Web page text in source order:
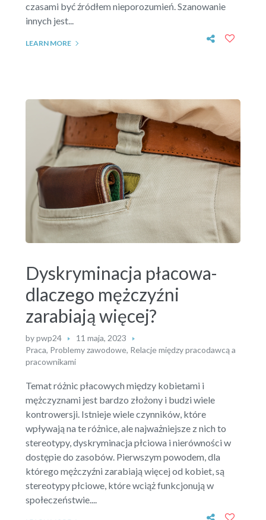
czasami być źródłem nieporozumień. Szanowanie
innych jest...
LEARN MORE
Dyskryminacja płacowa-
dlaczego mężczyźni
zarabiają więcej?
bypwp24
11 maja, 2023
Praca, Problemy zawodowe, Relacje między pracodawcą a
pracownikami
Temat różnic płacowych między kobietami i
mężczyznami jest bardzo złożony i budzi wiele
kontrowersji. Istnieje wiele czynników, które
wpływają na te różnice, ale najważniejsze z nich to
stereotypy, dyskryminacja płciowa i nierówności w
dostępie do zasobów. Pierwszym powodem, dla
którego mężczyźni zarabiają więcej od kobiet, są
stereotypy płciowe, które wciąż funkcjonują w
społeczeństwie....